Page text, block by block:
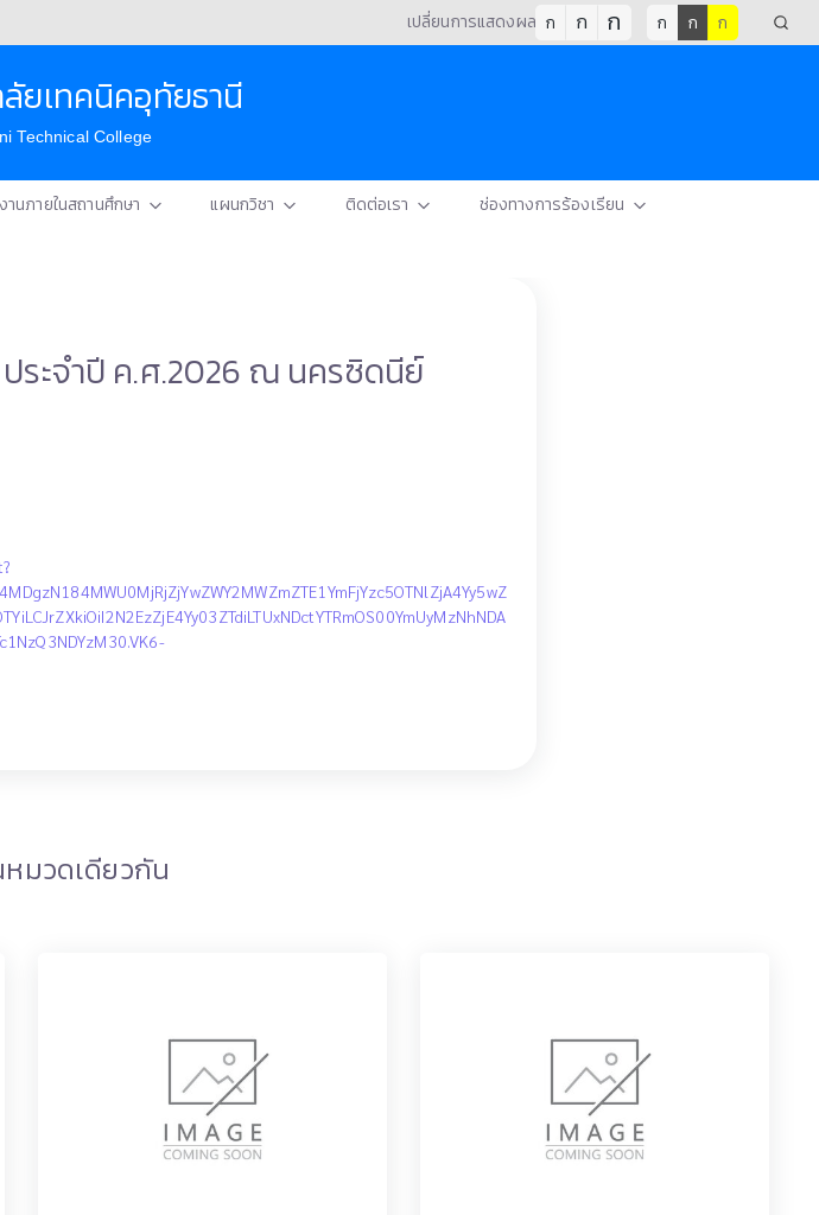
เปลี่ยนการแสดงผล ก ก ก ก ก ก
ยเทคนิคอุทัยธานี
Technical College
านภายในสถานศึกษา แผนกวิชา ติดต่อเรา
ช่องทางการร้องเรียน
ระจำปี ค.ศ.2026 ณ นครซิดนีย์
หมวดเดียวกัน